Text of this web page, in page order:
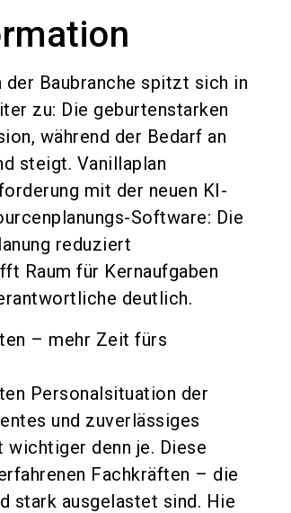
der Baubranche spitzt sich in
zu: Die geburtenstarken
während der Bedarf an
steigt. Vanillaplan
mit der neuen KI-
Software: Die
reduziert
Raum für Kernaufgaben
deutlich.
– mehr Zeit fürs
Personalsituation der
und zuverlässiges
wichtiger denn je. Diese
Fachkräften – die
stark ausgelastet sind. Hie